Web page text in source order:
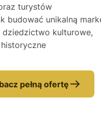
turystów
budować unikalną
kulturowe,
pełną ofertę